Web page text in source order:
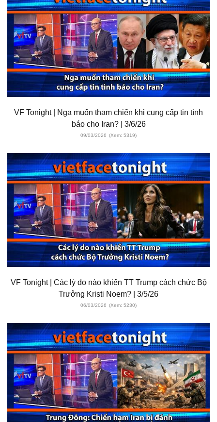
VF Tonight | Nga muốn tham chiến khi cung cấp tin tình
báo cho Iran? | 3/6/26
09/03/2026 (Xem: 5319)
VF Tonight | Các lý do nào khiến TT Trump cách chức Bộ
Trưởng Kristi Noem? | 3/5/26
06/03/2026 (Xem: 5230)